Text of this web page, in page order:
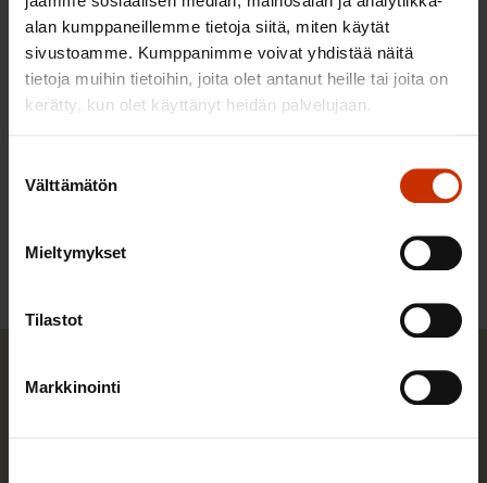
alan kumppaneillemme tietoja siitä, miten käytät
sivustoamme. Kumppanimme voivat yhdistää näitä
tietoja muihin tietoihin, joita olet antanut heille tai joita on
kerätty, kun olet käyttänyt heidän palvelujaan.
valinta
Välttämätön
Mieltymykset
Tilastot
Markkinointi
vuosilomakorvauksen pitämättömistä palkallisista
lomista yli 10 vuodelta.
LÖYDÄ LISÄÄ TÄMÄNKALTAISTA SISÄLTÖÄ: